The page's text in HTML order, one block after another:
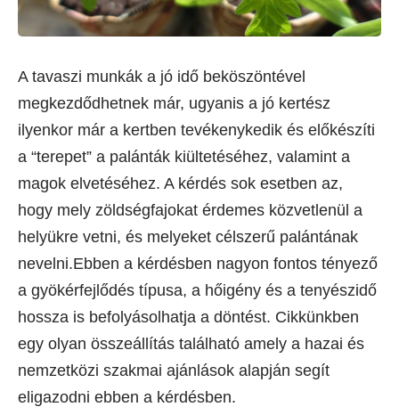
A tavaszi munkák a jó idő beköszöntével
megkezdődhetnek már, ugyanis a jó kertész
ilyenkor már a kertben tevékenykedik és előkészíti
a “terepet” a palánták kiültetéséhez, valamint a
magok elvetéséhez. A kérdés sok esetben az,
hogy mely zöldségfajokat érdemes közvetlenül a
helyükre vetni, és melyeket célszerű palántának
nevelni.Ebben a kérdésben nagyon fontos tényező
a gyökérfejlődés típusa, a hőigény és a tenyészidő
hossza is befolyásolhatja a döntést. Cikkünkben
egy olyan összeállítás található amely a hazai és
nemzetközi szakmai ajánlások alapján segít
eligazodni ebben a kérdésben.